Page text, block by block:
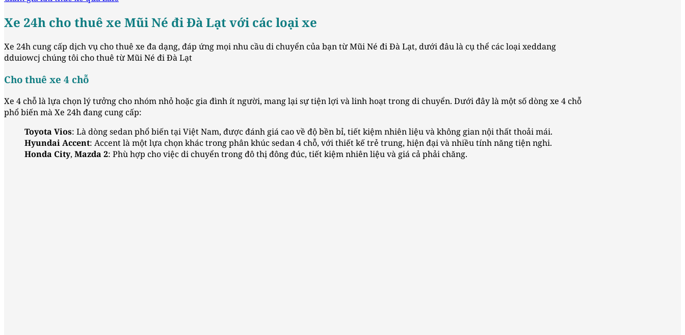
Xe 24h cho thuê xe Mũi Né đi Đà Lạt với các loại xe
Xe 24h cung cấp dịch vụ cho thuê xe đa dạng, đáp ứng mọi nhu cầu di chuyển của bạn từ Mũi Né đi Đà Lạt, dưới đâu là cụ thể các loại xeddang
dduiowcj chúng tôi cho thuê từ Mũi Né đi Đà Lạt
Cho thuê xe 4 chỗ
Xe 4 chỗ là lựa chọn lý tưởng cho nhóm nhỏ hoặc gia đình ít người, mang lại sự tiện lợi và linh hoạt trong di chuyển. Dưới đây là một số dòng xe 4 chỗ
phổ biến mà Xe 24h đang cung cấp:
Toyota Vios: Là dòng sedan phổ biến tại Việt Nam, được đánh giá cao về độ bền bỉ, tiết kiệm nhiên liệu và không gian nội thất thoải mái.
Hyundai Accent: Accent là một lựa chọn khác trong phân khúc sedan 4 chỗ, với thiết kế trẻ trung, hiện đại và nhiều tính năng tiện nghi.
Honda City, Mazda 2: Phù hợp cho việc di chuyển trong đô thị đông đúc, tiết kiệm nhiên liệu và giá cả phải chăng.